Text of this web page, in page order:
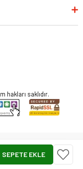
hakları saklıdır.
Üye Girişi